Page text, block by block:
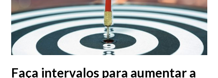
Faça intervalos para aumentar a